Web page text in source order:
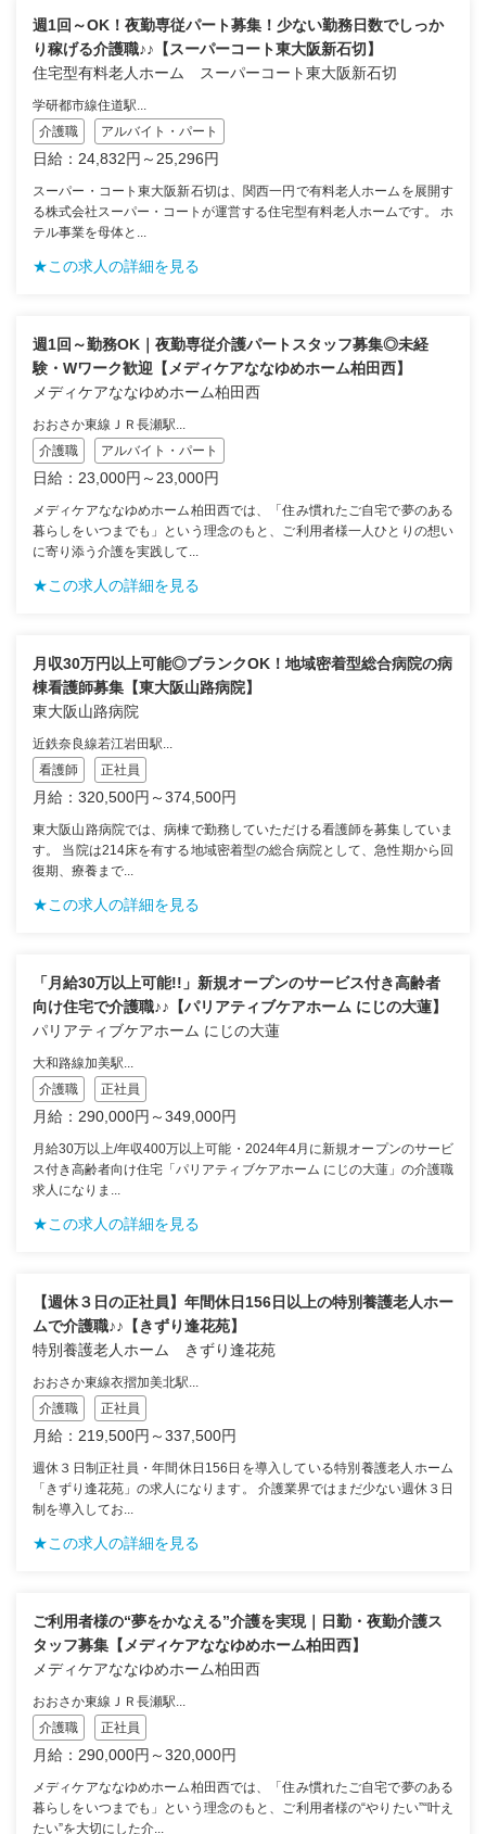
週1回～OK！夜勤専従パート募集！少ない勤務日数でしっか
り稼げる介護職♪♪【スーパーコート東大阪新石切】
住宅型有料老人ホーム スーパーコート東大阪新石切
学研都市線住道駅...
介護職
アルバイト・パート
日給：24,832円～25,296円
スーパー・コート東大阪新石切は、関西一円で有料老人ホームを展開す
る株式会社スーパー・コートが運営する住宅型有料老人ホームです。 ホ
テル事業を母体と...
★この求人の詳細を見る
週1回～勤務OK｜夜勤専従介護パートスタッフ募集◎未経
験・Wワーク歓迎【メディケアななゆめホーム柏田西】
メディケアななゆめホーム柏田西
おおさか東線ＪＲ長瀬駅...
介護職
アルバイト・パート
日給：23,000円～23,000円
メディケアななゆめホーム柏田西では、「住み慣れたご自宅で夢のある
暮らしをいつまでも」という理念のもと、ご利用者様一人ひとりの想い
に寄り添う介護を実践して...
★この求人の詳細を見る
月収30万円以上可能◎ブランクOK！地域密着型総合病院の病
棟看護師募集【東大阪山路病院】
東大阪山路病院
近鉄奈良線若江岩田駅...
看護師
正社員
月給：320,500円～374,500円
東大阪山路病院では、病棟で勤務していただける看護師を募集していま
す。 当院は214床を有する地域密着型の総合病院として、急性期から回
復期、療養まで...
★この求人の詳細を見る
「月給30万以上可能!!」新規オープンのサービス付き高齢者
向け住宅で介護職♪♪【パリアティブケアホーム にじの大蓮】
パリアティブケアホーム にじの大蓮
大和路線加美駅...
介護職
正社員
月給：290,000円～349,000円
月給30万以上/年収400万以上可能・2024年4月に新規オープンのサービ
ス付き高齢者向け住宅「パリアティブケアホーム にじの大蓮」の介護職
求人になりま...
★この求人の詳細を見る
【週休３日の正社員】年間休日156日以上の特別養護老人ホー
ムで介護職♪♪【きずり逢花苑】
特別養護老人ホーム きずり逢花苑
おおさか東線衣摺加美北駅...
介護職
正社員
月給：219,500円～337,500円
週休３日制正社員・年間休日156日を導入している特別養護老人ホーム
「きずり逢花苑」の求人になります。 介護業界ではまだ少ない週休３日
制を導入してお...
★この求人の詳細を見る
ご利用者様の“夢をかなえる”介護を実現｜日勤・夜勤介護ス
タッフ募集【メディケアななゆめホーム柏田西】
メディケアななゆめホーム柏田西
おおさか東線ＪＲ長瀬駅...
介護職
正社員
月給：290,000円～320,000円
メディケアななゆめホーム柏田西では、「住み慣れたご自宅で夢のある
暮らしをいつまでも」という理念のもと、ご利用者様の“やりたい”“叶え
たい”を大切にした介...